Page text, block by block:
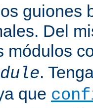
guiones
Del
módulos
.
que